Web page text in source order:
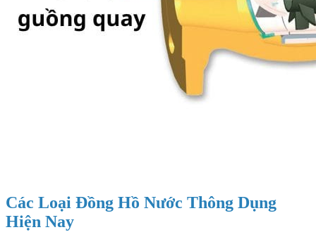
Các Loại Đồng Hồ Nước Thông Dụng
Hiện Nay